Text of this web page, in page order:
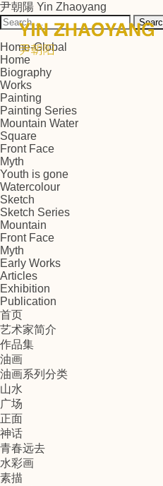
尹朝陽 Yin Zhaoyang
Search
for:
Home-Global
Home
Biography
Works
Painting
Painting Series
Mountain Water
Square
Front Face
Myth
Youth is gone
Watercolour
Sketch
Sketch Series
Mountain
Front Face
Myth
Early Works
Articles
Exhibition
Publication
首页
艺术家简介
作品集
油画
油画系列分类
山水
广场
正面
神话
青春远去
水彩画
素描